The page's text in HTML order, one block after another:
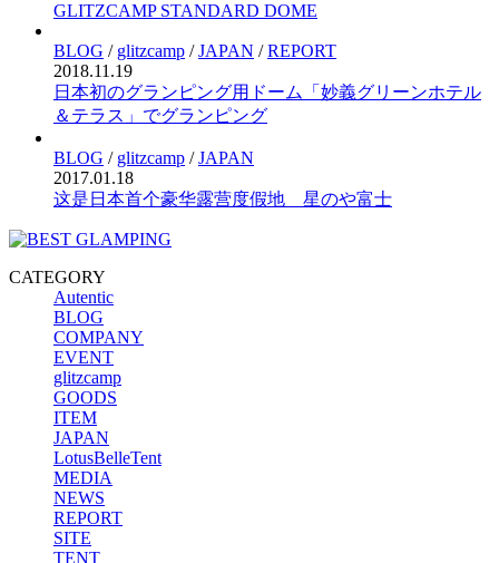
GLITZCAMP STANDARD DOME
BLOG / glitzcamp /JAPAN /REPORT
2018.11.19
日本初のグランピング用ドーム「妙義グリーンホテル
＆テラス」でグランピング
BLOG / glitzcamp /JAPAN
2017.01.18
这是日本首个豪华露营度假地 星のや富士
CATEGORY
Autentic
BLOG
COMPANY
EVENT
glitzcamp
GOODS
ITEM
JAPAN
LotusBelleTent
MEDIA
NEWS
REPORT
SITE
TENT